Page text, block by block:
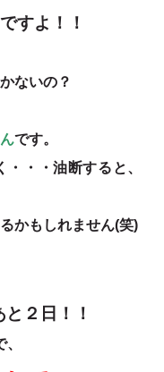
すよ！！
ないの？
です。
・・油断すると、
かもしれません(笑)
２日！！